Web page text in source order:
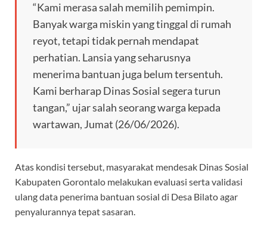
“Kami merasa salah memilih pemimpin.
Banyak warga miskin yang tinggal di rumah
reyot, tetapi tidak pernah mendapat
perhatian. Lansia yang seharusnya
menerima bantuan juga belum tersentuh.
Kami berharap Dinas Sosial segera turun
tangan,” ujar salah seorang warga kepada
wartawan, Jumat (26/06/2026).
Atas kondisi tersebut, masyarakat mendesak Dinas Sosial
Kabupaten Gorontalo melakukan evaluasi serta validasi
ulang data penerima bantuan sosial di Desa Bilato agar
penyalurannya tepat sasaran.